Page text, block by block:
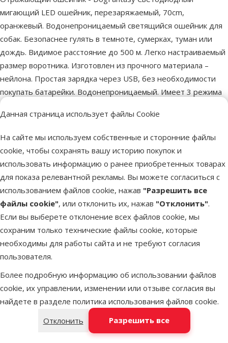
Данная страница использует файлы Cookie
На сайте мы используем собственные и сторонние файлы
cookie, чтобы сохранять вашу историю покупок и
использовать информацию о ранее приобретенных товарах
для показа релевантной рекламы. Вы можете согласиться с
использованием файлов cookie, нажав "Разрешить все
файлы cookie", или отклонить их, нажав "Отклонить".
Если вы выберете отклонение всех файлов cookie, мы
сохраним только технические файлы cookie, которые
необходимы для работы сайта и не требуют согласия
пользователя.
Более подробную информацию об использовании файлов
cookie, их управлении, изменении или отзыве согласия вы
найдете в разделе политика использования файлов cookie.
Отклонить
Разрешить все
мигающий LED ошейник, перезаряжаемый, 70cm,
оранжевый. Водонепроницаемый светящийся ошейник для
собак. Безопаснее гулять в темноте, сумерках, туман или
дождь. Видимое расстояние до 500 м. Легко настраиваемый
размер воротника. Изготовлен из прочного материала –
нейлона. Простая зарядка через USB, без необходимости
покупать батарейки. Водонепроницаемый. Имеет 3 режима
настройки освещения - медленное или быстрое мигание,
постоянный свет.
Оранжевый
Светящийся
Длина
Бренд
71870
8595091767694
Лучшее для твоего питомца
Dino Zoo рекомендует